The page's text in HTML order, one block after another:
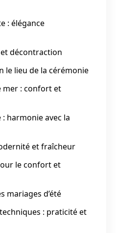
: élégance
décontraction
le lieu de la cérémonie
mer : confort et
harmonie avec la
et fraîcheur
le confort et
mariages d’été
: praticité et